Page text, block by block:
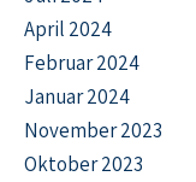
April 2024
Februar 2024
Januar 2024
November 2023
Oktober 2023